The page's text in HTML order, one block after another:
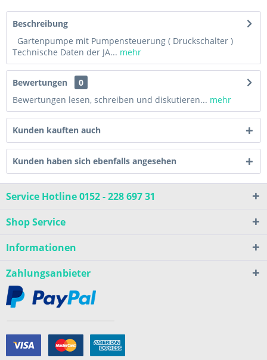
Beschreibung
Gartenpumpe mit Pumpensteuerung ( Druckschalter )
Technische Daten der JA... mehr
Bewertungen
0
Bewertungen lesen, schreiben und diskutieren... mehr
Kunden kauften auch
Kunden haben sich ebenfalls angesehen
Service Hotline 0152 - 228 697 31
Shop Service
Informationen
Zahlungsanbieter